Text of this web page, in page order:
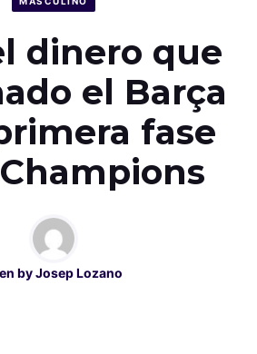
dinero que
el Barça
fase
byJosep Lozano